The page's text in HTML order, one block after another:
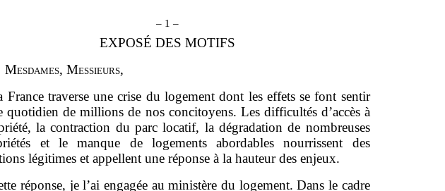
– 1 –
EXPOSÉ DES MOTIFS
Mesdames, Messieurs,
France traverse une crise du logement dont les effets se font sentir
quotidien de millions de nos concitoyens. Les difficultés d’accès à
la contraction du parc locatif, la dégradation de nombreuses
et le manque de logements abordables nourrissent des
légitimes et appellent une réponse à la hauteur des enjeux.
réponse, je l’ai engagée au ministère du logement. Dans le cadre